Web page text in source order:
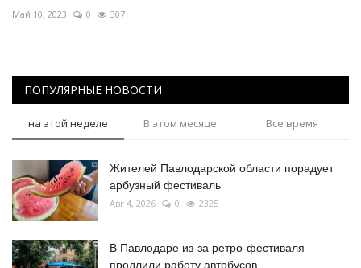
Май 10, 2023 0 307
ПОПУЛЯРНЫЕ НОВОСТИ
на этой неделе В этом месяце Все время
Жителей Павлодарской области порадует
арбузный фестиваль
Авг 4, 2026 0 2325
В Павлодаре из-за ретро-фестиваля
продлили работу автобусов